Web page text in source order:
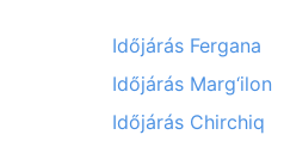
Időjárás Fergana
Időjárás Marg‘ilon
Időjárás Chirchiq